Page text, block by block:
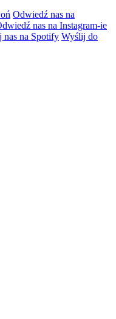
Odwiedź nas na
nas na Instagram-ie
nas na Spotify Wyślij do